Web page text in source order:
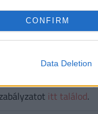
CONFIRM
Data Deletion
szólhat hozzá.
itt találod.